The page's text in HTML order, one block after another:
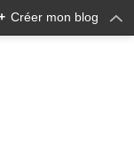
Créer mon blog